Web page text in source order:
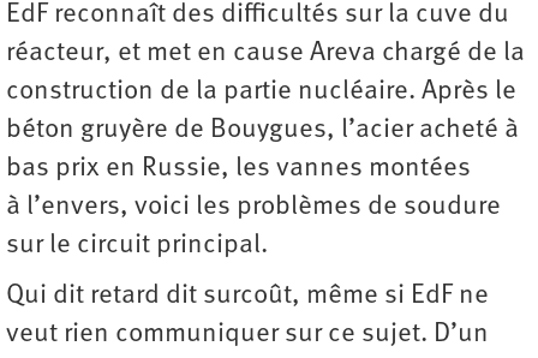
EdF reconnaît des difficultés sur la cuve du
réacteur, et met en cause Areva chargé de la
construction de la partie nucléaire. Après le
béton gruyère de Bouygues, l’acier acheté à
bas prix en Russie, les vannes montées
à l’envers, voici les problèmes de soudure
sur le circuit principal.
Qui dit retard dit surcoût, même si EdF ne
veut rien communiquer sur ce sujet. D’un